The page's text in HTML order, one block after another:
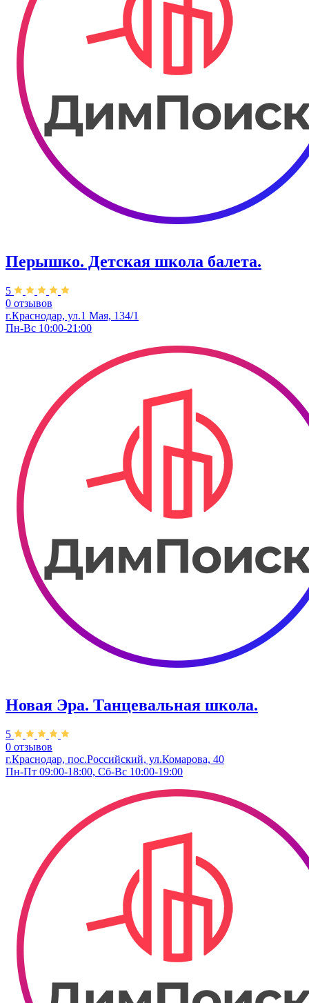
Перышко. Детская школа балета.
5
0 отзывов
г.Краснодар, ул.1 Мая, 134/1
Пн-Вс 10:00-21:00
Новая Эра. Танцевальная школа.
5
0 отзывов
г.Краснодар, пос.Российский, ул.Комарова, 40
Пн-Пт 09:00-18:00, Сб-Вс 10:00-19:00